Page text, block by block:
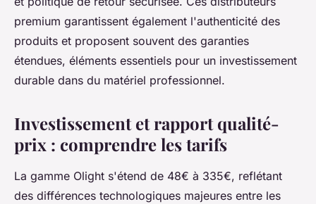
premium garantissent également l'authenticité des
produits et proposent souvent des garanties
étendues, éléments essentiels pour un investissement
durable dans du matériel professionnel.
Investissement et rapport qualité-
prix : comprendre les tarifs
La gamme Olight s'étend de 48€ à 335€, reflétant
des différences technologiques majeures entre les